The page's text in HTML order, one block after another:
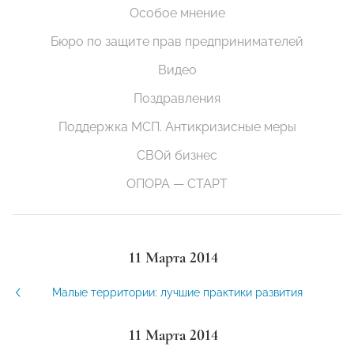
Особое мнение
Бюро по защите прав предпринимателей
Видео
Поздравления
Поддержка МСП. Антикризисные меры
СВОй бизнес
ОПОРА — СТАРТ
11 Марта 2014
Малые территории: лучшие практики развития
11 Марта 2014